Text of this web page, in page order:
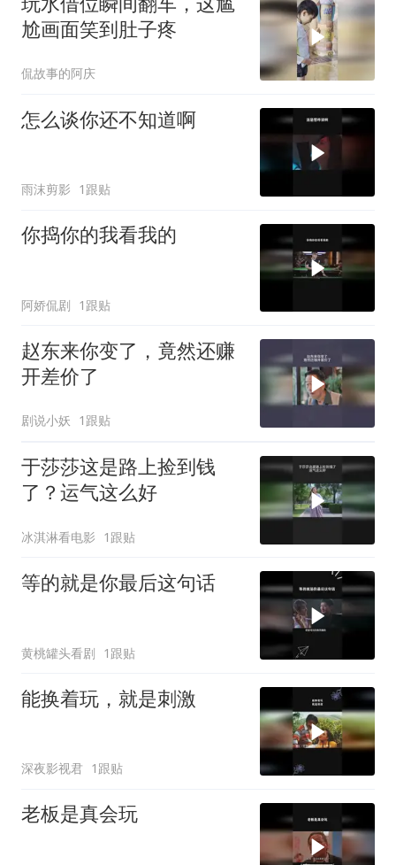
尬画面笑到肚子疼
侃故事的阿庆
怎么谈你还不知道啊
雨沫剪影 1跟贴
你捣你的我看我的
阿娇侃剧 1跟贴
赵东来你变了，竟然还赚
开差价了
剧说小妖 1跟贴
于莎莎这是路上捡到钱
了？运气这么好
冰淇淋看电影 1跟贴
等的就是你最后这句话
黄桃罐头看剧 1跟贴
能换着玩，就是刺激
深夜影视君 1跟贴
老板是真会玩